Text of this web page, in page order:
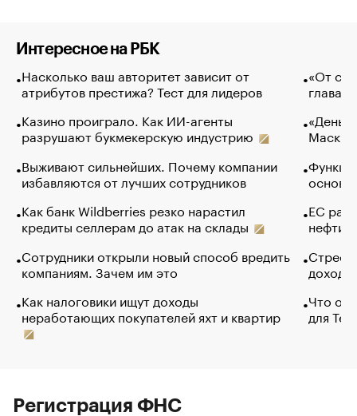
Интересное на РБК
Насколько ваш авторитет зависит от
атрибутов престижа? Тест для лидеров
Казино проиграло. Как ИИ-агенты
разрушают букмекерскую индустрию
Выживают сильнейших. Почему компании
избавляются от лучших сотрудников
Как банк Wildberries резко нарастил
кредиты селлерам до атак на склады
Сотрудники открыли новый способ вредить
компаниям. Зачем им это
Как налоговики ищут доходы
неработающих покупателей яхт и квартир
«От
глава
Маск в
основ
ЕС
нефти
Что
для
Регистрация ФНС